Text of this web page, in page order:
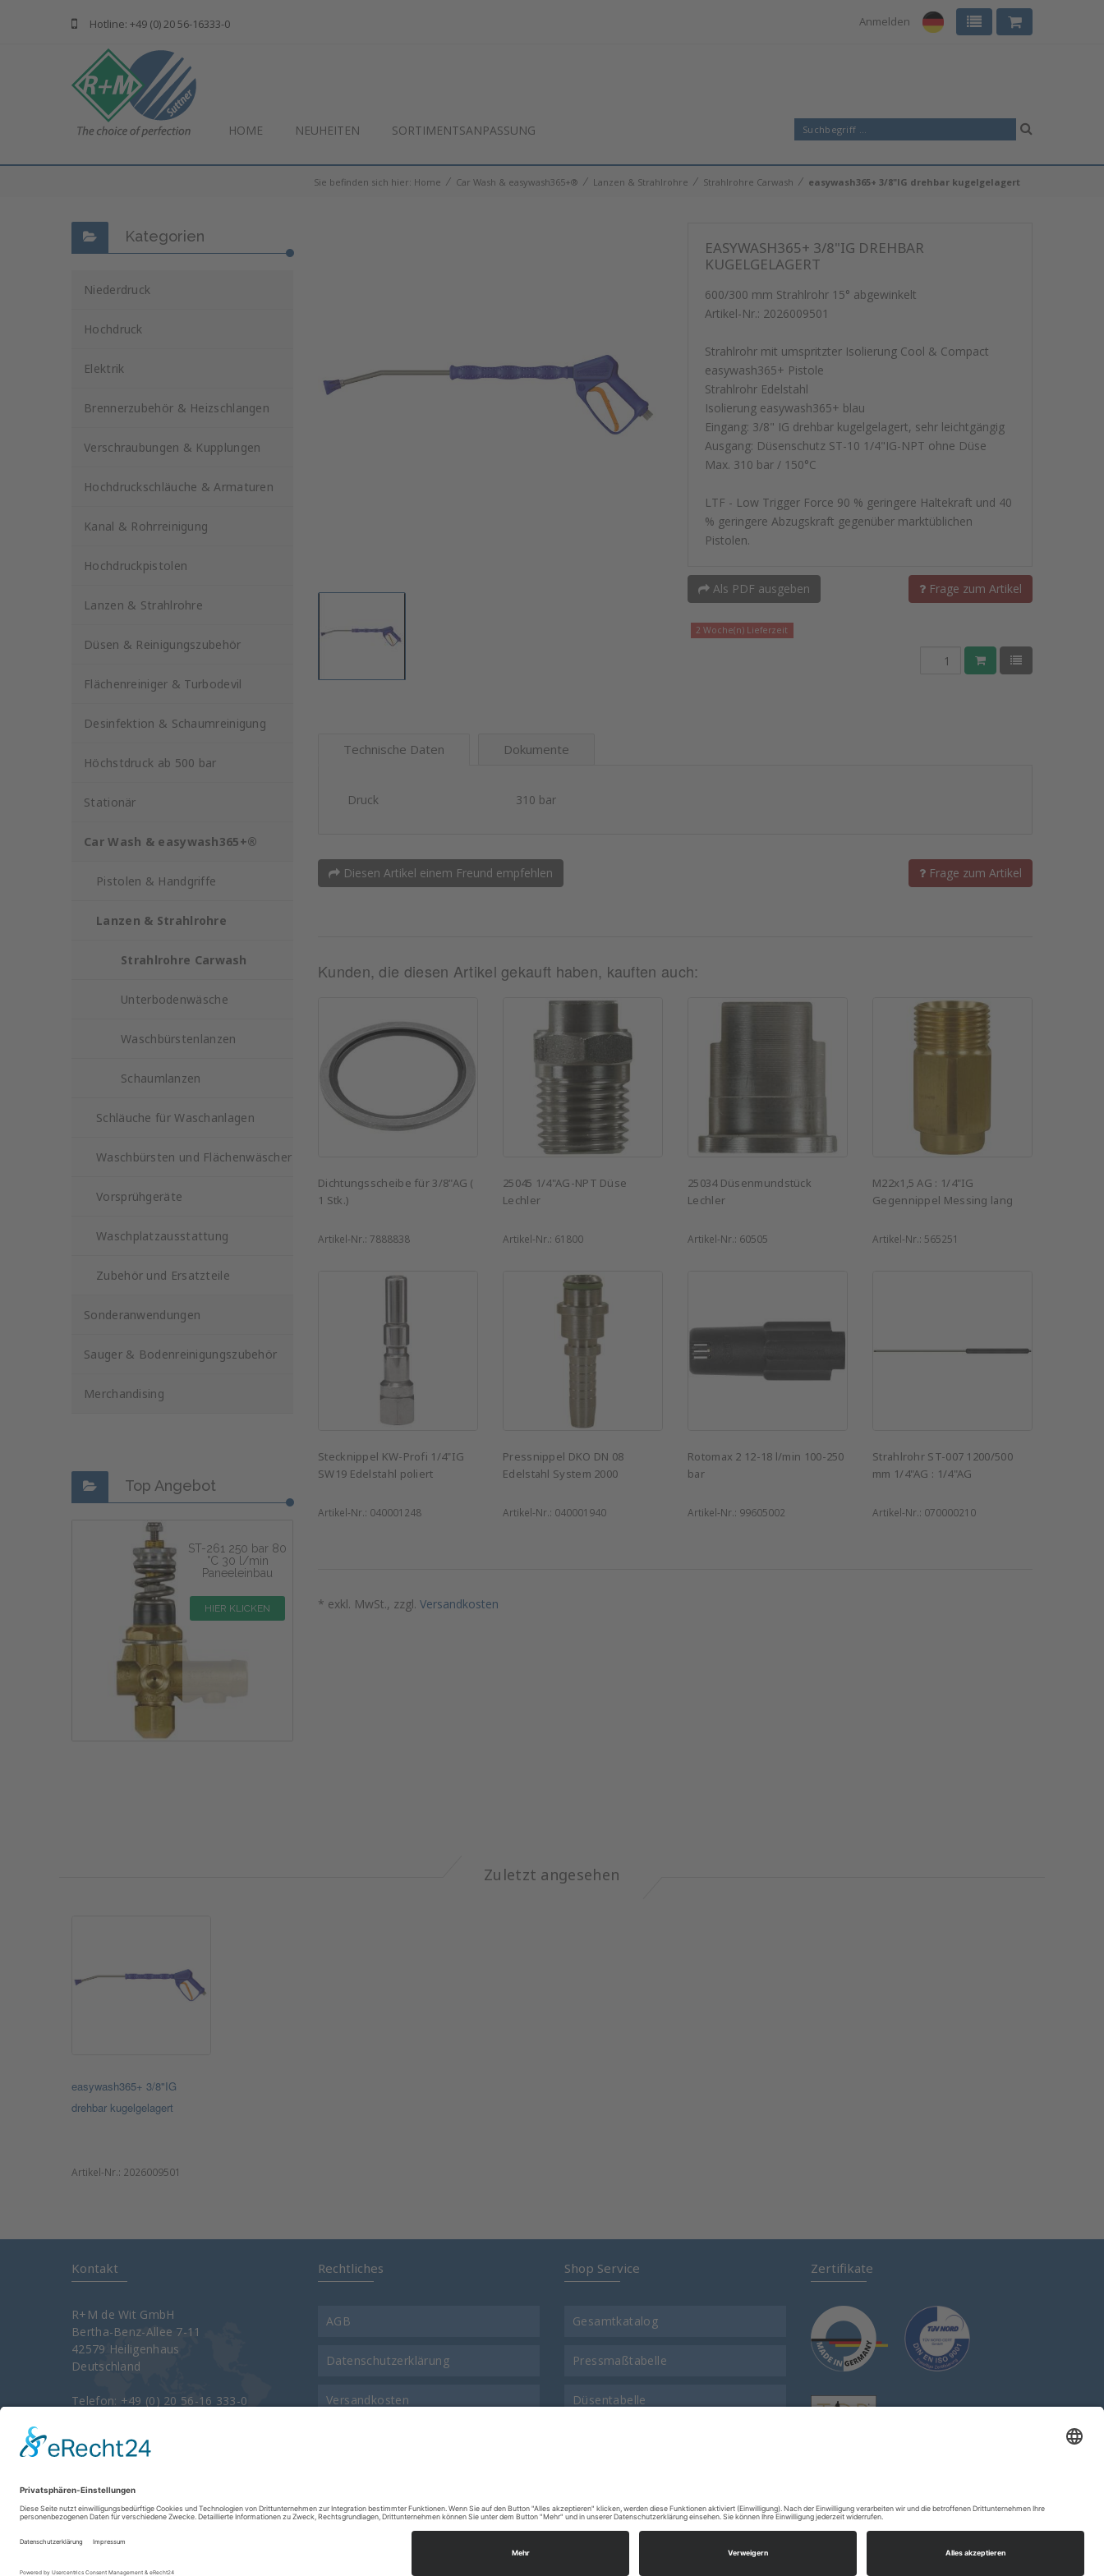
Anmelden
Hotline: +49 (0) 20 56-16333-0
HOME NEUHEITEN SORTIMENTSANPASSUNG
Sie befinden sich hier: Home ⁄ Car Wash & easywash365+® ⁄ Lanzen & Strahlrohre ⁄ Strahlrohre Carwash ⁄ easywash365+ 3/8"IG drehbar kugelgelagert
Kategorien
Niederdruck
Hochdruck
Elektrik
Brennerzubehör & Heizschlangen
Verschraubungen & Kupplungen
Hochdruckschläuche & Armaturen
Kanal & Rohrreinigung
Hochdruckpistolen
Lanzen & Strahlrohre
Düsen & Reinigungszubehör
Flächenreiniger & Turbodevil
Desinfektion & Schaumreinigung
Höchstdruck ab 500 bar
Stationär
Car Wash & easywash365+®
Pistolen & Handgriffe
Lanzen & Strahlrohre
Strahlrohre Carwash
Unterbodenwäsche
Waschbürstenlanzen
Schaumlanzen
Schläuche für Waschanlagen
Waschbürsten und Flächenwäscher
Vorsprühgeräte
Waschplatzausstattung
Zubehör und Ersatzteile
Sonderanwendungen
Sauger & Bodenreinigungszubehör
Merchandising
Top Angebot
ST-261 250 bar 80
°C 30 l/min
Paneeleinbau
HIER KLICKEN
EASYWASH365+ 3/8"IG DREHBAR
KUGELGELAGERT
600/300 mm Strahlrohr 15° abgewinkelt
Artikel-Nr.: 2026009501
Strahlrohr mit umspritzter Isolierung Cool & Compact
easywash365+ Pistole
Strahlrohr Edelstahl
Isolierung easywash365+ blau
Eingang: 3/8" IG drehbar kugelgelagert, sehr leichtgängig
Ausgang: Düsenschutz ST-10 1/4"IG-NPT ohne Düse
Max. 310 bar / 150°C
LTF - Low Trigger Force 90 % geringere Haltekraft und 40
% geringere Abzugskraft gegenüber marktüblichen
Pistolen.
Als PDF ausgeben Frage zum Artikel
2 Woche(n) Lieferzeit
Technische Daten Dokumente
Druck 310 bar
Diesen Artikel einem Freund empfehlen Frage zum Artikel
Kunden, die diesen Artikel gekauft haben, kauften auch:
Dichtungsscheibe für 3/8"AG (
1 Stk.)
Artikel-Nr.: 7888838
25045 1/4"AG-NPT Düse
Lechler
Artikel-Nr.: 61800
25034 Düsenmundstück
Lechler
Artikel-Nr.: 60505
M22x1,5 AG : 1/4"IG
Gegennippel Messing lang
Artikel-Nr.: 565251
Stecknippel KW-Profi 1/4"IG
SW19 Edelstahl poliert
Artikel-Nr.: 040001248
Pressnippel DKO DN 08
Edelstahl System 2000
Artikel-Nr.: 040001940
Rotomax 2 12-18 l/min 100-250
bar
Artikel-Nr.: 99605002
Strahlrohr ST-007 1200/500
mm 1/4"AG : 1/4"AG
Artikel-Nr.: 070000210
* exkl. MwSt., zzgl. Versandkosten
Zuletzt angesehen
easywash365+ 3/8"IG
drehbar kugelgelagert
Artikel-Nr.: 2026009501
Kontakt
R+M de Wit GmbH
Bertha-Benz-Allee 7-11
42579 Heiligenhaus
Deutschland
Telefon: +49 (0) 20 56-16 333-0
e-Mail:
info@rm-suttner.com
Homepage:www.rm-suttner.com
Rechtliches
AGB
Datenschutzerklärung
Versandkosten
Impressum
Shop Service
Gesamtkatalog
Pressmaßtabelle
Düsentabelle
FAQ
Zertifikate